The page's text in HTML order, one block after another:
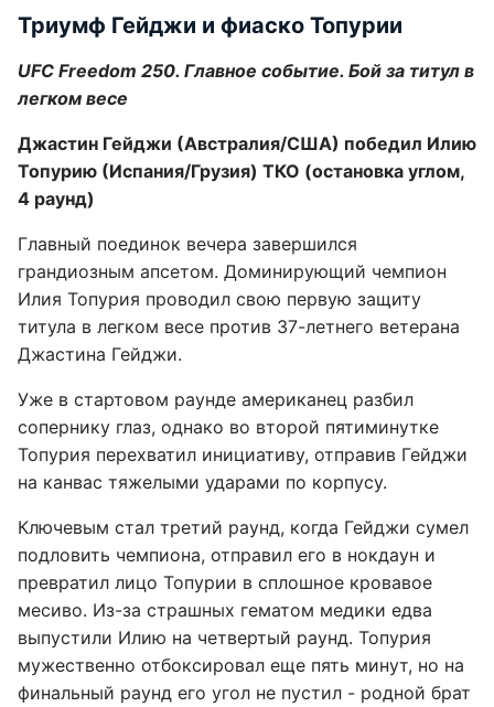
Триумф Гейджи и фиаско Топурии
UFC Freedom 250. Главное событие. Бой за титул в
легком весе
Джастин Гейджи (Австралия/США) победил Илию
Топурию (Испания/Грузия) ТКО (остановка углом,
4 раунд)
Главный поединок вечера завершился
грандиозным апсетом. Доминирующий чемпион
Илия Топурия проводил свою первую защиту
титула в легком весе против 37-летнего ветерана
Джастина Гейджи.
Уже в стартовом раунде американец разбил
сопернику глаз, однако во второй пятиминутке
Топурия перехватил инициативу, отправив Гейджи
на канвас тяжелыми ударами по корпусу.
Ключевым стал третий раунд, когда Гейджи сумел
подловить чемпиона, отправил его в нокдаун и
превратил лицо Топурии в сплошное кровавое
месиво. Из-за страшных гематом медики едва
выпустили Илию на четвертый раунд. Топурия
мужественно отбоксировал еще пять минут, но на
финальный раунд его угол не пустил - родной брат